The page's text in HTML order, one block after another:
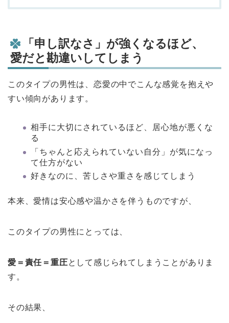
「申し訳なさ」が強くなるほど、
愛だと勘違いしてしまう
このタイプの男性は、恋愛の中でこんな感覚を抱えや
すい傾向があります。
相手に大切にされているほど、居心地が悪くな
る
「ちゃんと応えられていない自分」が気になっ
て仕方がない
好きなのに、苦しさや重さを感じてしまう
本来、愛情は安心感や温かさを伴うものですが、
このタイプの男性にとっては、
愛＝責任＝重圧として感じられてしまうことがありま
す。
その結果、